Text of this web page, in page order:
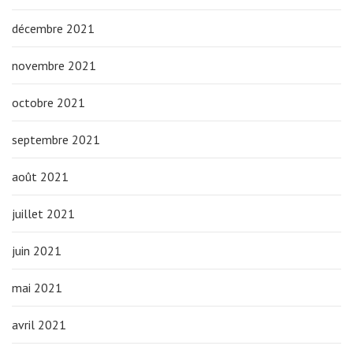
décembre 2021
novembre 2021
octobre 2021
septembre 2021
août 2021
juillet 2021
juin 2021
mai 2021
avril 2021